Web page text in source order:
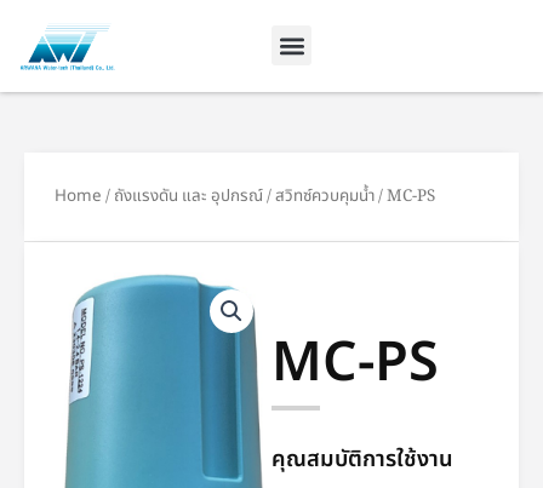
content
Home / ถังแรงดัน และ อุปกรณ์/สวิทซ์ควบคุมน้ำ/ MC-PS
MC-PS
คุณสมบัติการใช้งาน